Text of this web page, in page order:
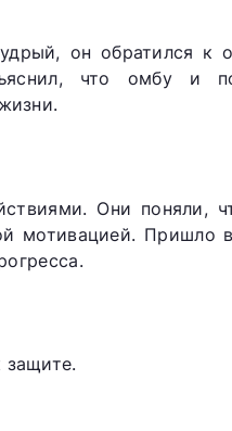
он обратился к
что омбу и
Они поняли,
мотивацией. Пришло
защите.